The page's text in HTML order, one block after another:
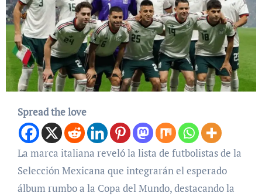
Spread the love
La marca italiana reveló la lista de futbolistas de la
Selección Mexicana que integrarán el esperado
álbum rumbo a la Copa del Mundo, destacando la